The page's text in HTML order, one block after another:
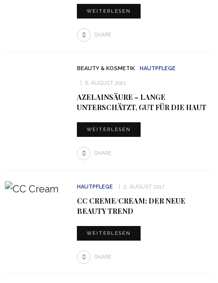
WEITERLESEN
SHARE
BEAUTY & KOSMETIK HAUTPFLEGE
6. AUGUST 2021
AZELAINSÄURE – LANGE
UNTERSCHÄTZT, GUT FÜR DIE HAUT
WEITERLESEN
SHARE
HAUTPFLEGE 2. AUGUST 2017
CC CREME/CREAM: DER NEUE
BEAUTY TREND
WEITERLESEN
SHARE